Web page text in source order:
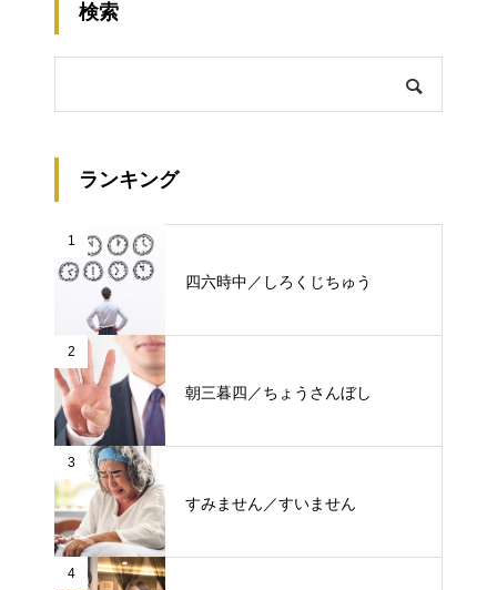
検索
ランキング
1
四六時中／しろくじちゅう
2
朝三暮四／ちょうさんぼし
3
すみません／すいません
4